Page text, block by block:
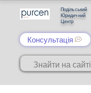
Подільський
Юридичний
Центр
Консультація